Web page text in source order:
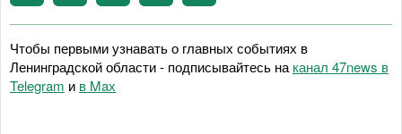
Чтобы первыми узнавать о главных событиях в
Ленинградской области - подписывайтесь наканал 47news в
Telegram и в Maх